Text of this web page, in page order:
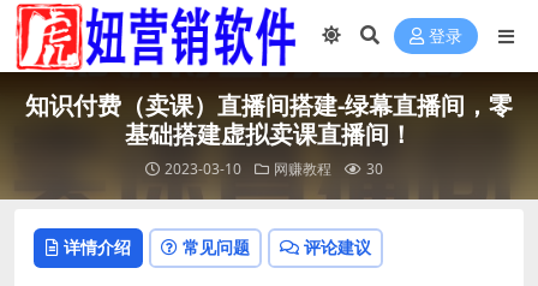
登录
知识付费（卖课）直播间搭建-绿幕直播间，零
基础搭建虚拟卖课直播间！
2023-03-10 网赚教程 30
详情介绍 常见问题 评论建议